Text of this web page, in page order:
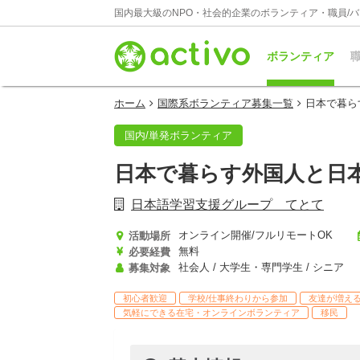
国内最大級のNPO・社会的企業のボランティア・職員/
ボランティア
ホーム 国際系ボランティア募集一覧 日本で暮
国内/単発ボランティア
日本で暮らす外国人と日
日本語学習支援グループ てとて
活動場所
オンライン開催/フルリモートOK
必要経費
無料
募集対象
社会人 / 大学生・専門学生 / シニア
初心者歓迎 学校/仕事終わりから参加
友達が増え
気軽にできる在宅・オンラインボランティア
移民